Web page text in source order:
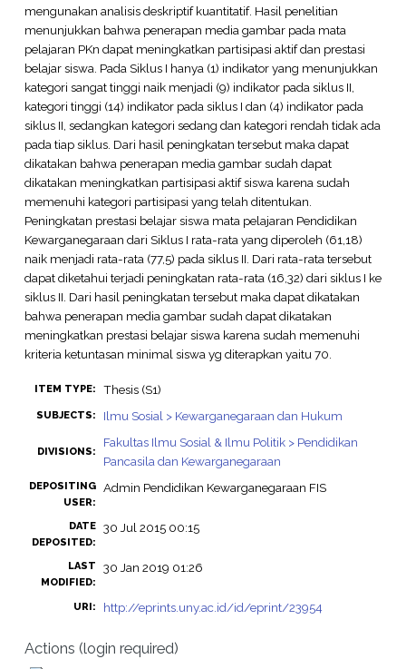
mengunakan analisis deskriptif kuantitatif. Hasil penelitian
menunjukkan bahwa penerapan media gambar pada mata
pelajaran PKn dapat meningkatkan partisipasi aktif dan prestasi
belajar siswa. Pada Siklus I hanya (1) indikator yang menunjukkan
kategori sangat tinggi naik menjadi (9) indikator pada siklus II,
kategori tinggi (14) indikator pada siklus I dan (4) indikator pada
siklus II, sedangkan kategori sedang dan kategori rendah tidak ada
pada tiap siklus. Dari hasil peningkatan tersebut maka dapat
dikatakan bahwa penerapan media gambar sudah dapat
dikatakan meningkatkan partisipasi aktif siswa karena sudah
memenuhi kategori partisipasi yang telah ditentukan.
Peningkatan prestasi belajar siswa mata pelajaran Pendidikan
Kewarganegaraan dari Siklus I rata-rata yang diperoleh (61,18)
naik menjadi rata-rata (77,5) pada siklus II. Dari rata-rata tersebut
dapat diketahui terjadi peningkatan rata-rata (16,32) dari siklus I ke
siklus II. Dari hasil peningkatan tersebut maka dapat dikatakan
bahwa penerapan media gambar sudah dapat dikatakan
meningkatkan prestasi belajar siswa karena sudah memenuhi
kriteria ketuntasan minimal siswa yg diterapkan yaitu 70.
ITEM TYPE: Thesis (S1)
SUBJECTS: Ilmu Sosial > Kewarganegaraan dan Hukum
DIVISIONS:
Fakultas Ilmu Sosial & Ilmu Politik > Pendidikan
Pancasila dan Kewarganegaraan
DEPOSITING
USER:
Admin Pendidikan Kewarganegaraan FIS
DATE
DEPOSITED:
30 Jul 2015 00:15
LAST
MODIFIED:
30 Jan 2019 01:26
URI: http://eprints.uny.ac.id/id/eprint/23954
Actions (login required)